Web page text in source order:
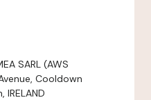
SARL (AWS
Cooldown